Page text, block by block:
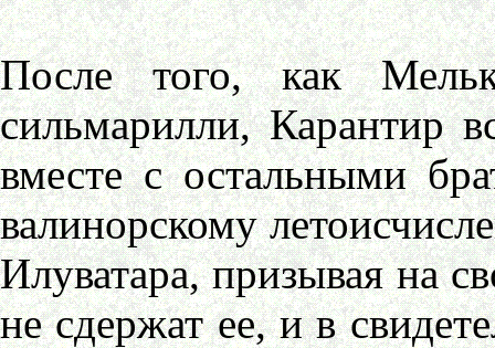
После того, как
сильмарилли, Карантир
вместе с остальными
валинорскому
Илуватара, призывая на
не сдержат ее, и в